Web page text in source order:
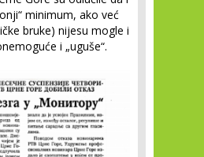
minimum, ako već
bruke) nijesu mogle i
i „uguše“.